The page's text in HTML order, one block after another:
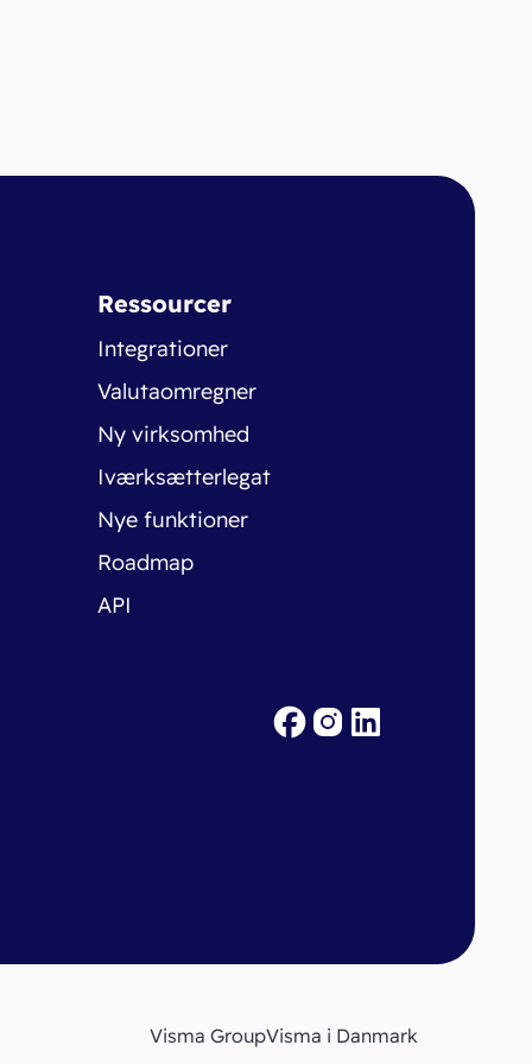
Ressourcer
Integrationer
Valutaomregner
Ny virksomhed
Iværksætterlegat
Nye funktioner
Roadmap
API
Visma GroupVisma i Danmark